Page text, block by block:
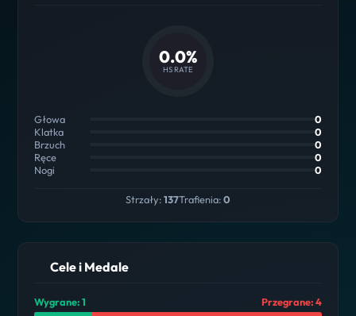
0.0%
HS RATE
Głowa
0
Klatka
0
Brzuch
0
Ręce
0
Nogi
0
Strzały:137Trafienia:0
Cele i Medale
Wygrane: 1 Przegrane: 4